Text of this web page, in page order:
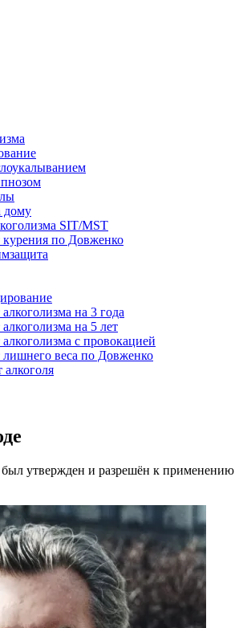
дому
SIT/MST
курения по Довженко
на 3 года
на 5 лет
с провокацией
лишнего веса по Довженко
алкоголя
утвержден и разрешён к применению